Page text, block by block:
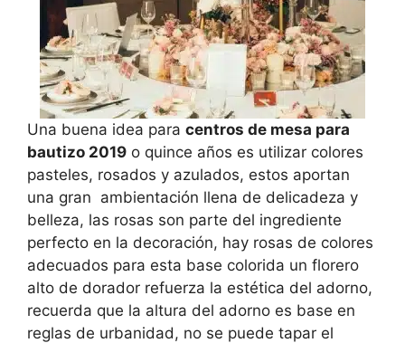
Una buena idea para centros de mesa para
bautizo 2019 o quince años es utilizar colores
pasteles, rosados y azulados, estos aportan
una gran ambientación llena de delicadeza y
belleza, las rosas son parte del ingrediente
perfecto en la decoración, hay rosas de colores
adecuados para esta base colorida un florero
alto de dorador refuerza la estética del adorno,
recuerda que la altura del adorno es base en
reglas de urbanidad, no se puede tapar el